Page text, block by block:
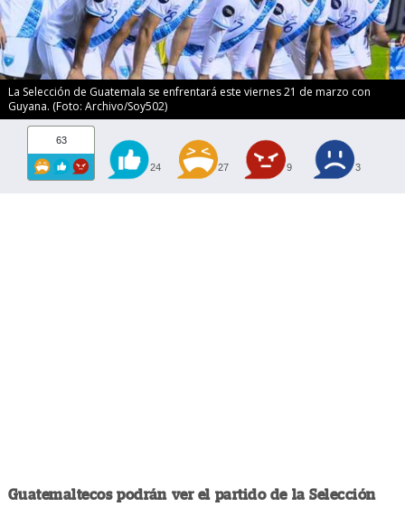
La Selección de Guatemala se enfrentará este viernes 21 de marzo con
Guyana. (Foto: Archivo/Soy502)
63
24 27 9 3
Guatemaltecos podrán ver el partido de la Selección